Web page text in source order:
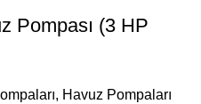
Pompası (3 HP
, Havuz Pompaları